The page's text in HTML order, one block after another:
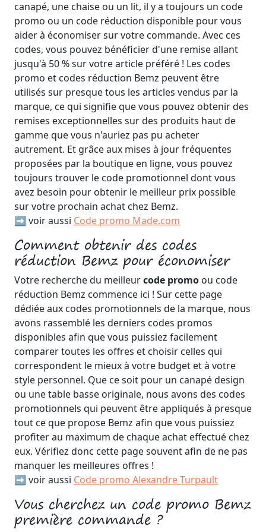
canapé, une chaise ou un lit, il y a toujours un code
promo ou un code réduction disponible pour vous
aider à économiser sur votre commande. Avec ces
codes, vous pouvez bénéficier d'une remise allant
jusqu'à 50 % sur votre article préféré ! Les codes
promo et codes réduction Bemz peuvent être
utilisés sur presque tous les articles vendus par la
marque, ce qui signifie que vous pouvez obtenir des
remises exceptionnelles sur des produits haut de
gamme que vous n'auriez pas pu acheter
autrement. Et grâce aux mises à jour fréquentes
proposées par la boutique en ligne, vous pouvez
toujours trouver le code promotionnel dont vous
avez besoin pour obtenir le meilleur prix possible
sur votre prochain achat chez Bemz.
➡️ voir aussi Code promo Made.com
Comment obtenir des codes
réduction Bemz pour économiser
Votre recherche du meilleurcode promo ou code
réduction Bemz commence ici ! Sur cette page
dédiée aux codes promotionnels de la marque, nous
avons rassemblé les derniers codes promos
disponibles afin que vous puissiez facilement
comparer toutes les offres et choisir celles qui
correspondent le mieux à votre budget et à votre
style personnel. Que ce soit pour un canapé design
ou une table basse originale, nous avons des codes
promotionnels qui peuvent être appliqués à presque
tout ce que propose Bemz afin que vous puissiez
profiter au maximum de chaque achat effectué chez
eux. Vérifiez donc cette page souvent afin de ne pas
manquer les meilleures offres !
➡️ voir aussi Code promo Alexandre Turpault
Vous cherchez un code promo Bemz
première commande ?